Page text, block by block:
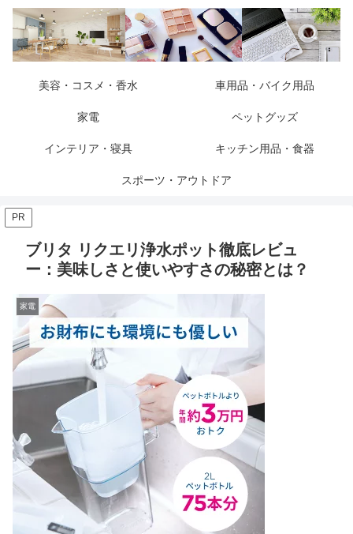
美容・コスメ・香水 車用品・バイク用品
家電 ペットグッズ
インテリア・寝具 キッチン用品・食器
スポーツ・アウトドア
PR
ブリタ リクエリ浄水ポット徹底レビュ
ー：美味しさと使いやすさの秘密とは？
家電